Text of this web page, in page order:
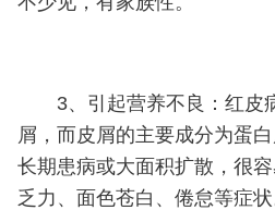
3、引起营养不良：红皮
屑，而皮屑的主要成分为蛋
长期患病或大面积扩散，很
乏力、面色苍白、倦怠等症